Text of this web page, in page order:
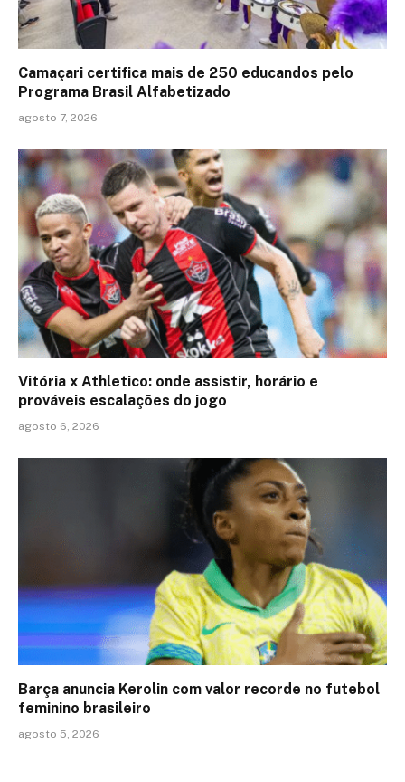
Camaçari certifica mais de 250 educandos pelo
Programa Brasil Alfabetizado
agosto 7, 2026
Vitória x Athletico: onde assistir, horário e
prováveis escalações do jogo
agosto 6, 2026
Barça anuncia Kerolin com valor recorde no futebol
feminino brasileiro
agosto 5, 2026